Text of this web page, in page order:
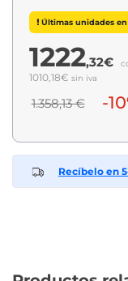
Últimas unidades
1222,32€
1010,18€ sin iva
1.358,13 € -
Recíbelo en